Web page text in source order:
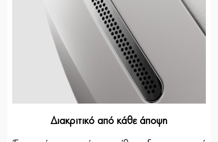
Διακριτικό από κάθε άποψη